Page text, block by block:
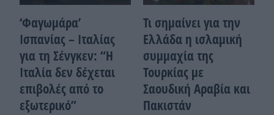
‘Φαγωμάρα’
Ισπανίας – Ιταλίας
για τη Σένγκεν: “Η
Ιταλία δεν δέχεται
επιβολές από το
εξωτερικό”
Τι σημαίνει για την
Ελλάδα η ισλαμική
συμμαχία της
Τουρκίας με
Σαουδική Αραβία και
Πακιστάν